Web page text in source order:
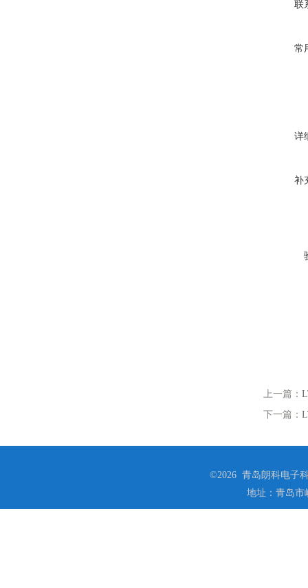
联
常
详
补
上一篇：
下一篇：
©2026 青岛朗科电子
地址：青岛市